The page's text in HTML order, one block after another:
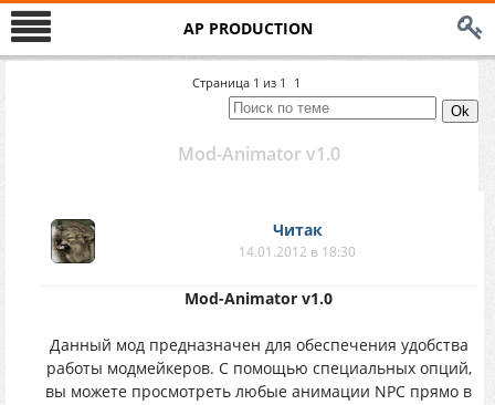
AP PRODUCTION
Страница 1 из 1 1
Mod-Animator v1.0
Читак
14.01.2012 в 18:30
Mod-Animator v1.0
Данный мод предназначен для обеспечения удобства
работы модмейкеров. С помощью специальных опций,
вы можете просмотреть любые анимации NPC прямо в